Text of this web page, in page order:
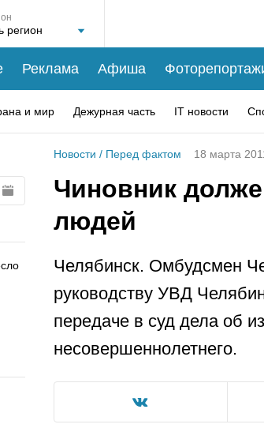
Реклама Афиша
и мир Дежурная часть IT новости
Новости / Перед фактом 18 марта
Чиновник
людей
Челябинск. Омбудсмен
руководству УВД
передаче в суд дела об
несовершеннолетнего.